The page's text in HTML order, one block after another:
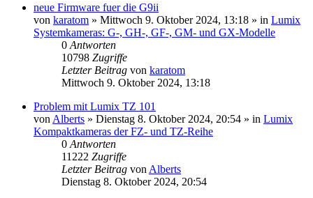
neue Firmware fuer die G9ii
von karatom » Mittwoch 9. Oktober 2024, 13:18 » in Lumix
Systemkameras: G-, GH-, GF-, GM- und GX-Modelle
0 Antworten
10798 Zugriffe
Letzter Beitrag von karatom
Mittwoch 9. Oktober 2024, 13:18
Problem mit Lumix TZ 101
von Alberts » Dienstag 8. Oktober 2024, 20:54 » in Lumix
Kompaktkameras der FZ- und TZ-Reihe
0 Antworten
11222 Zugriffe
Letzter Beitrag von Alberts
Dienstag 8. Oktober 2024, 20:54